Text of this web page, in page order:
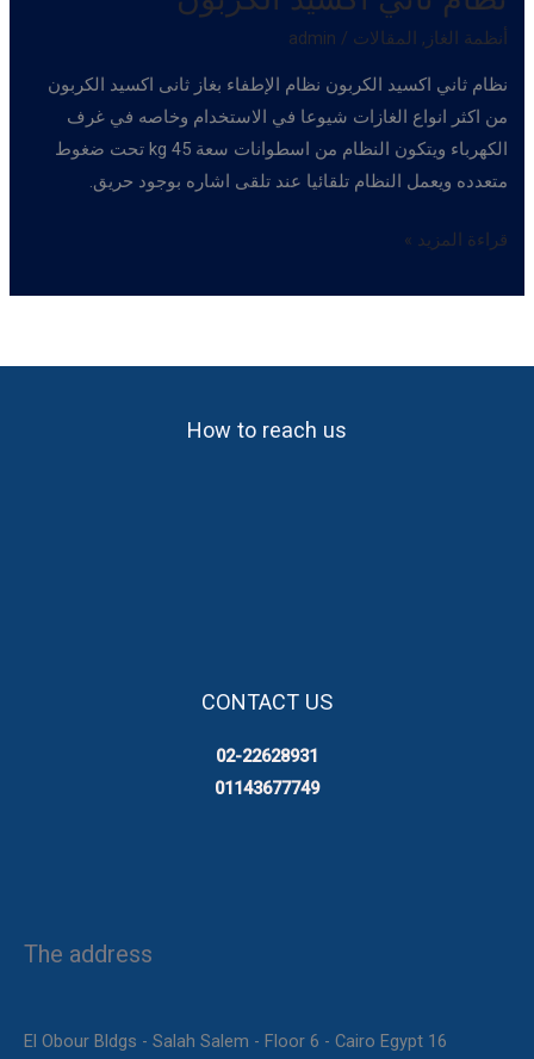
أنظمة الغاز , المقالات /
admin
نظام ثاني اكسيد الكربون نظام الإطفاء بغاز ثانى اكسيد الكربون
من اكثر انواع الغازات شيوعا في الاستخدام وخاصه في غرف
الكهرباء ويتكون النظام من اسطوانات سعة 45 kg تحت ضغوط
متعدده ويعمل النظام تلقائيا عند تلقى اشاره بوجود حريق.
نظام
اكسيد
قراءة المزيد »
How to reach us
CONTACT US
02-22628931
01143677749
The address
16 El Obour Bldgs - Salah Salem - Floor 6 - Cairo Egypt